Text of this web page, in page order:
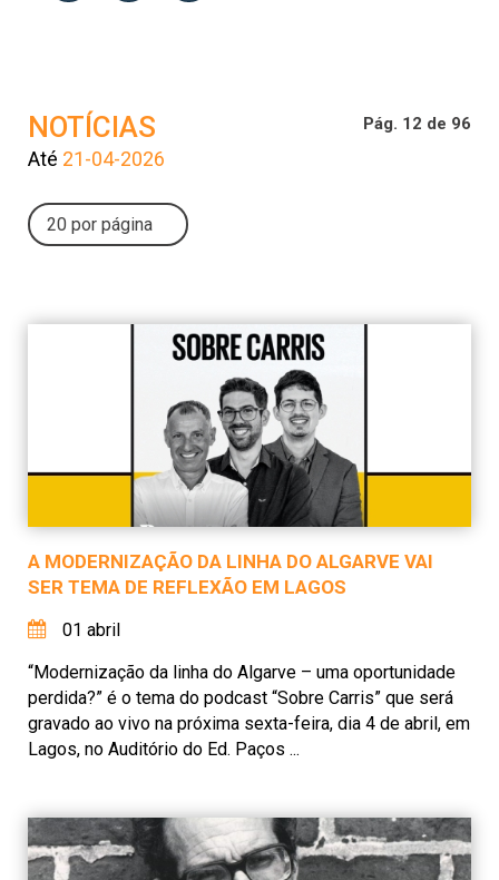
NOTÍCIAS
Até 21-04-2026
Pág. 12 de 96
A MODERNIZAÇÃO DA LINHA DO ALGARVE VAI
SER TEMA DE REFLEXÃO EM LAGOS
01 abril
“Modernização da linha do Algarve – uma oportunidade
perdida?” é o tema do podcast “Sobre Carris” que será
gravado ao vivo na próxima sexta-feira, dia 4 de abril, em
Lagos, no Auditório do Ed. Paços ...